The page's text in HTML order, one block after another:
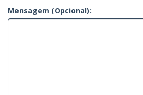
Mensagem (Opcional):